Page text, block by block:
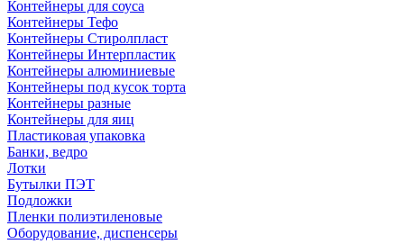
Контейнеры для соуса
Контейнеры Тефо
Контейнеры Стиролпласт
Контейнеры Интерпластик
Контейнеры алюминиевые
Контейнеры под кусок торта
Контейнеры разные
Контейнеры для яиц
Пластиковая упаковка
Банки, ведро
Лотки
Бутылки ПЭТ
Подложки
Пленки полиэтиленовые
Оборудование, диспенсеры